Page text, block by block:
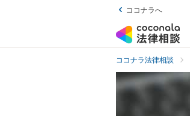
ココナラへ
ココナラ法律相談